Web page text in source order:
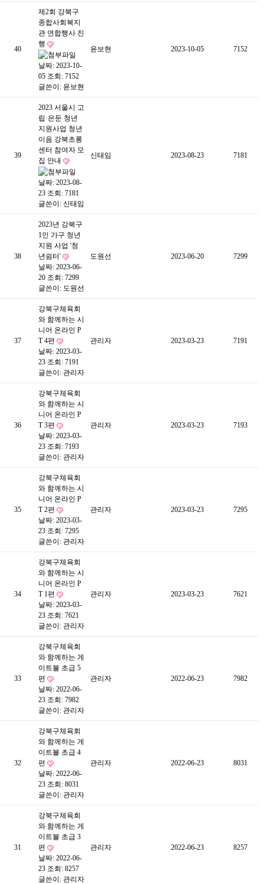
40
제2회 강북구
종합사회복지
관 연합행사 진
행
날짜: 2023-10-
05 조회: 7152
글쓴이: 윤보현
윤보현 2023-10-05 7152
39
2023 서울시 고
립·은둔 청년
지원사업 청년
이음 강북초롱
센터 참여자 모
집 안내
날짜: 2023-08-
23 조회: 7181
글쓴이: 신태임
신태임 2023-08-23 7181
38
2023년 강북구
1인 가구 청년
지원 사업 '청
년쉼터'
날짜: 2023-06-
20 조회: 7299
글쓴이: 도원선
도원선 2023-06-20 7299
37
강북구체육회
와 함께하는 시
니어 온라인 P
T 4편
날짜: 2023-03-
23 조회: 7191
글쓴이: 관리자
관리자 2023-03-23 7191
36
강북구체육회
와 함께하는 시
니어 온라인 P
T 3편
날짜: 2023-03-
23 조회: 7193
글쓴이: 관리자
관리자 2023-03-23 7193
35
강북구체육회
와 함께하는 시
니어 온라인 P
T 2편
날짜: 2023-03-
23 조회: 7295
글쓴이: 관리자
관리자 2023-03-23 7295
34
강북구체육회
와 함께하는 시
니어 온라인 P
T 1편
날짜: 2023-03-
23 조회: 7621
글쓴이: 관리자
관리자 2023-03-23 7621
33
강북구체육회
와 함께하는 게
이트볼 초급 5
편
날짜: 2022-06-
23 조회: 7982
글쓴이: 관리자
관리자 2022-06-23 7982
32
강북구체육회
와 함께하는 게
이트볼 초급 4
편
날짜: 2022-06-
23 조회: 8031
글쓴이: 관리자
관리자 2022-06-23 8031
31
강북구체육회
와 함께하는 게
이트볼 초급 3
편
날짜: 2022-06-
23 조회: 8257
글쓴이: 관리자
관리자 2022-06-23 8257